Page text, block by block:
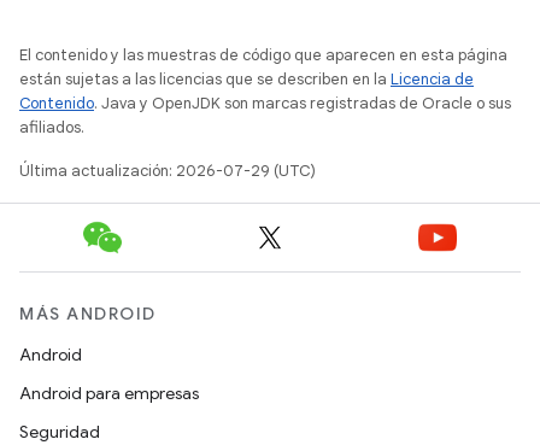
El contenido y las muestras de código que aparecen en esta página
están sujetas a las licencias que se describen en la Licencia de
Contenido. Java y OpenJDK son marcas registradas de Oracle o sus
afiliados.
Última actualización: 2026-07-29 (UTC)
MÁS ANDROID
Android
Android para empresas
Seguridad